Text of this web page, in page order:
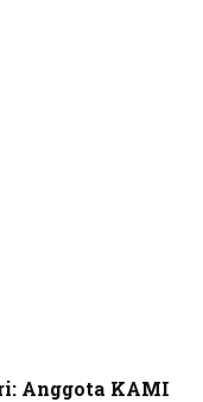
Anggota KAMI